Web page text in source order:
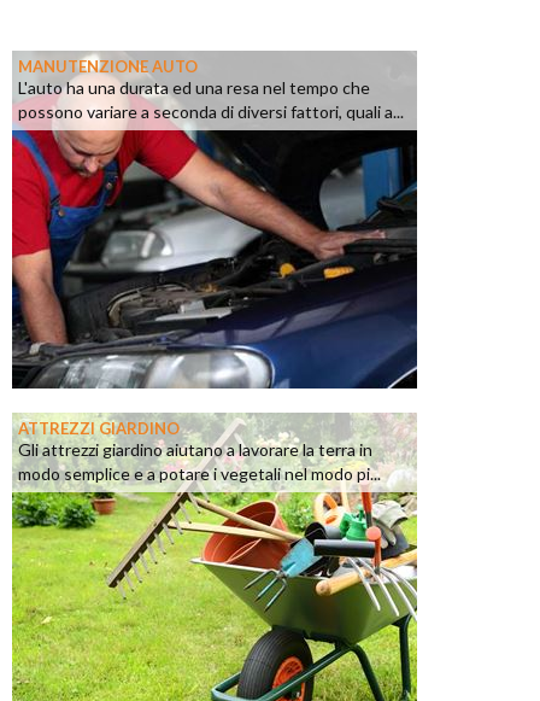
MANUTENZIONE AUTO
L'auto ha una durata ed una resa nel tempo che
possono variare a seconda di diversi fattori, quali a...
ATTREZZI GIARDINO
Gli attrezzi giardino aiutano a lavorare la terra in
modo semplice e a potare i vegetali nel modo pi...